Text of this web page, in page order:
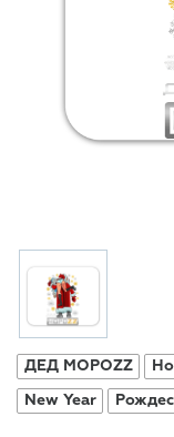
ДЕД МОРОZZ
New Year